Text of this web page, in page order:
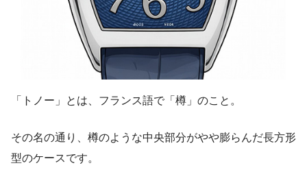
「トノー」とは、フランス語で「樽」のこと。
その名の通り、樽のような中央部分がやや膨らんだ長方形
型のケースです。